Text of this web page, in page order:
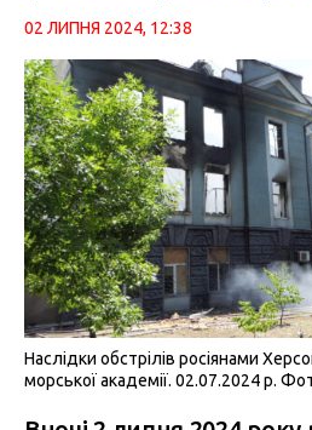
02 ЛИПНЯ 2024, 12:38
Наслідки обстрілів росіянами
морської академії. 02.07.2024 р.